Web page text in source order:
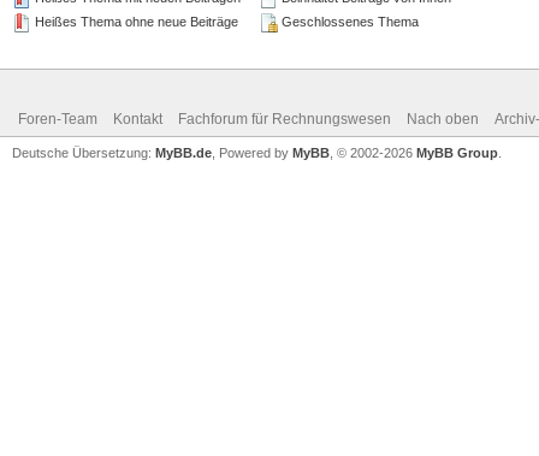
Heißes Thema ohne neue Beiträge
Geschlossenes Thema
Foren-Team Kontakt Fachforum für Rechnungswesen Nach oben
Deutsche Übersetzung: MyBB.de , Powered by MyBB , © 2002-2026 MyBB Group